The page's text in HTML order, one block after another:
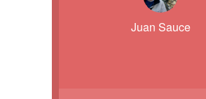
Juan Sauce